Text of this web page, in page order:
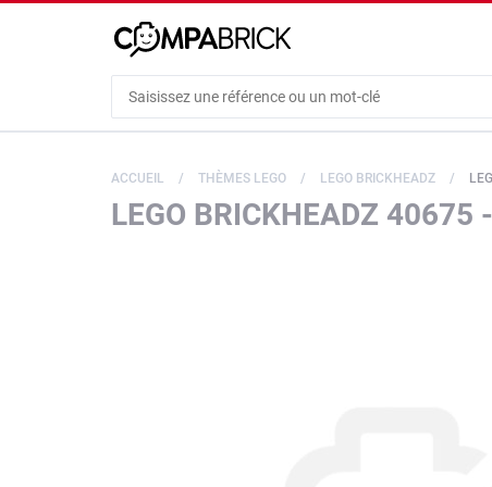
ACCUEIL THÈMES LEGO LEGO BRICKHEADZ
LEGO BRICKHEADZ 40675